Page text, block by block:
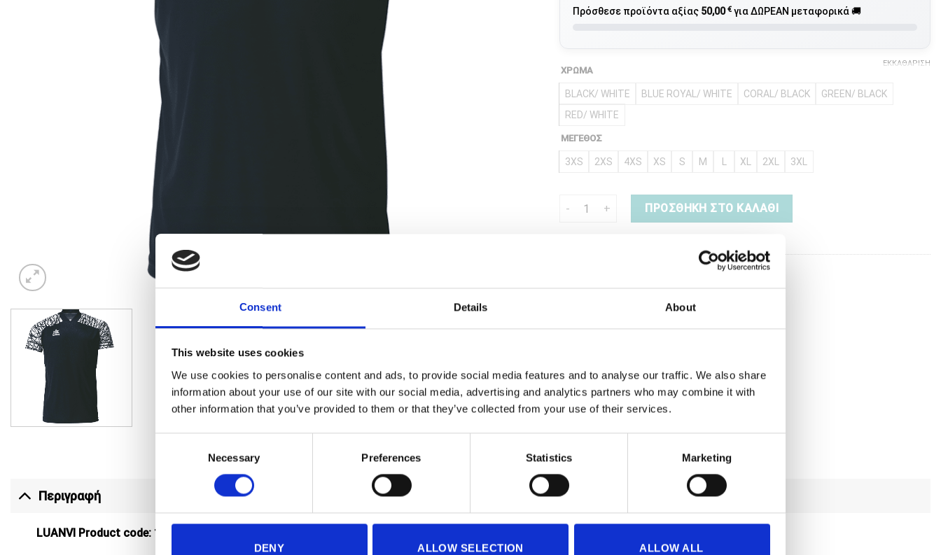
Consent Details About
This website uses cookies
We use cookies to personalise content and ads, to provide social media features and to analyse our traffic. We also share
information about your use of our site with our social media, advertising and analytics partners who may combine it with
other information that you’ve provided to them or that they’ve collected from your use of their services.
Necessary Preferences Statistics Marketing
DENY ALLOW SELECTION ALLOW ALL
Πρόσθεσε προϊόντα αξίας 50,00€ για ΔΩΡΕΑΝ μεταφορικά 🚚
ΧΡΩΜΑ
BLACK/ WHITE BLUE ROYAL/ WHITE CORAL/ BLACK
GREEN/ BLACK
RED/ WHITE
ΜΕΓΕΘΟΣ
3XS 2XS 4XS XS S M XL 2XL 3XL
ΕΚΚΑΘΆΡΙΣΗ
Shirt PLAYER ποσότηταΠΡΟΣΘΉΚΗ ΣΤΟ ΚΑΛΆΘΙ
Περιγραφή
LUANVI Product code: 19265/